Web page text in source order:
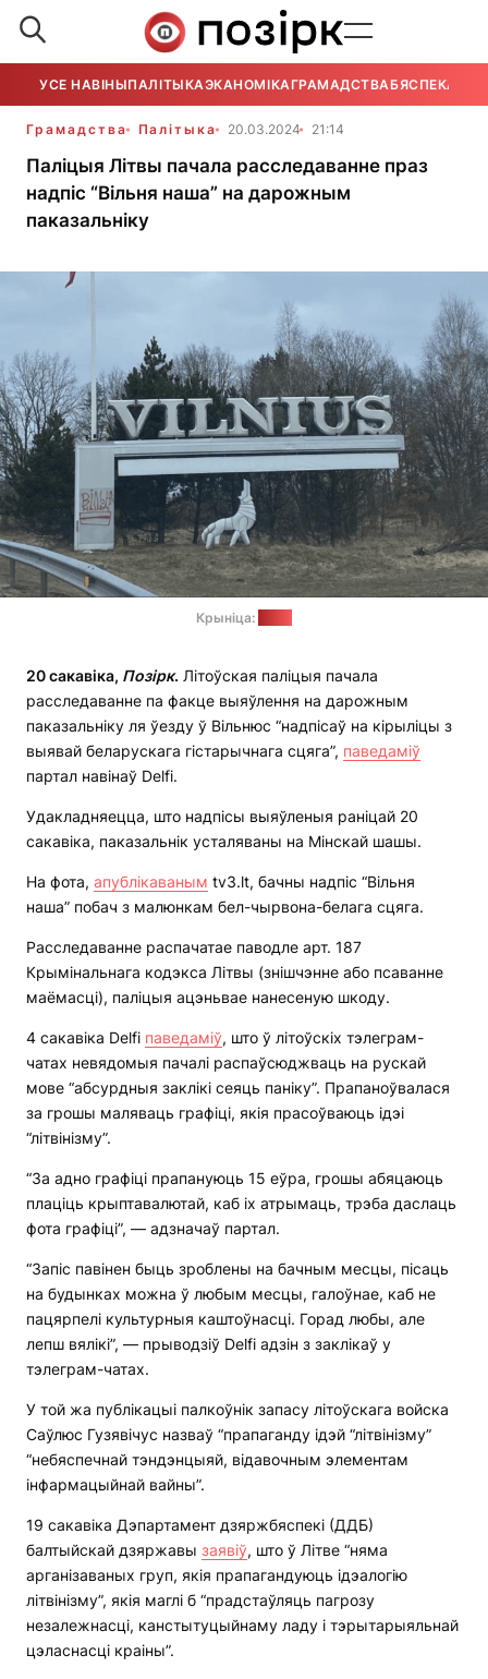
УСЕ НАВІНЫПАЛІТЫКАЭКАНОМІКАГРАМАДСТВАБЯСПЕКА
Грамадства Палітыка 20.03.2024 21:14
Паліцыя Літвы пачала расследаванне праз
надпіс “Вільня наша” на дарожным
паказальніку
Крыніца:
20 сакавіка, Позірк. Літоўская паліцыя пачала
расследаванне па факце выяўлення на дарожным
паказальніку ля ўезду ў Вільнюс “надпісаў на кірыліцы з
выявай беларускага гістарычнага сцяга”, паведаміў
партал навінаў Delfi.
Удакладняецца, што надпісы выяўленыя раніцай 20
сакавіка, паказальнік усталяваны на Мінскай шашы.
На фота, апублікаваным tv3.lt, бачны надпіс “Вільня
наша” побач з малюнкам бел-чырвона-белага сцяга.
Расследаванне распачатае паводле арт. 187
Крымінальнага кодэкса Літвы (знішчэнне або псаванне
маёмасці), паліцыя ацэньвае нанесеную шкоду.
4 сакавіка Delfi паведаміў, што ў літоўскіх тэлеграм-
чатах невядомыя пачалі распаўсюджваць на рускай
мове “абсурдныя заклікі сеяць паніку”. Прапаноўвалася
за грошы маляваць графіці, якія прасоўваюць ідэі
“літвінізму”.
“За адно графіці прапануюць 15 еўра, грошы абяцаюць
плаціць крыптавалютай, каб іх атрымаць, трэба даслаць
фота графіці”, — адзначаў партал.
“Запіс павінен быць зроблены на бачным месцы, пісаць
на будынках можна ў любым месцы, галоўнае, каб не
пацярпелі культурныя каштоўнасці. Горад любы, але
лепш вялікі”, — прыводзіў Delfi адзін з заклікаў у
тэлеграм-чатах.
У той жа публікацыі палкоўнік запасу літоўскага войска
Саўлюс Гузявічус назваў “прапаганду ідэй “літвінізму”
“небяспечнай тэндэнцыяй, відавочным элементам
інфармацыйнай вайны”.
19 сакавіка Дэпартамент дзяржбяспекі (ДДБ)
балтыйскай дзяржавы заявіў, што ў Літве “няма
арганізаваных груп, якія прапагандуюць ідэалогію
літвінізму”, якія маглі б “прадстаўляць пагрозу
незалежнасці, канстытуцыйнаму ладу і тэрытарыяльнай
цэласнасці краіны”.